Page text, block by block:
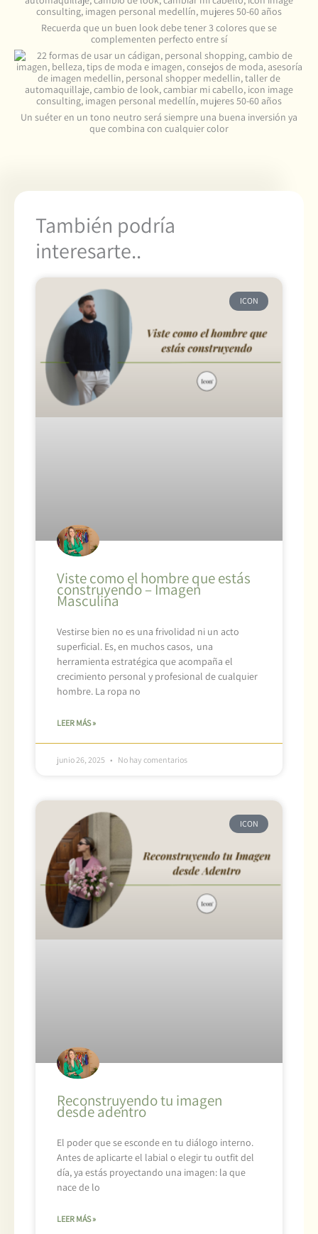
Recuerda que un buen look debe tener 3 colores que se
complementen perfecto entre sí
Un suéter en un tono neutro será siempre una buena inversión ya
que combina con cualquier color
También podría
interesarte..
ICON
Viste como el hombre que estás
construyendo – Imagen
Masculina
Vestirse bien no es una frivolidad ni un acto
superficial. Es, en muchos casos, una
herramienta estratégica que acompaña el
crecimiento personal y profesional de cualquier
hombre. La ropa no
LEER MÁS »
junio 26, 2025 No hay comentarios
ICON
Reconstruyendo tu imagen
desde adentro
El poder que se esconde en tu diálogo interno.
Antes de aplicarte el labial o elegir tu outfit del
día, ya estás proyectando una imagen: la que
nace de lo
LEER MÁS »